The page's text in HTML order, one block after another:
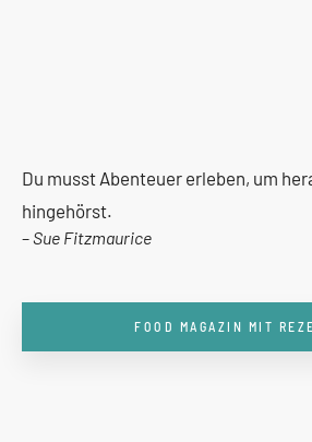
Du musst Abenteuer erleben, um
hingehörst.
–Sue Fitzmaurice
FOOD MAGAZIN MIT